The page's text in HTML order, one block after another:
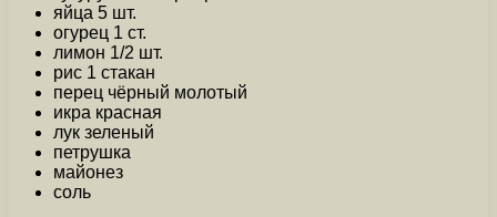
яйца 5 шт.
огурец 1 ст.
лимон 1/2 шт.
рис 1 стакан
перец чёрный молотый
икра красная
лук зеленый
петрушка
майонез
соль